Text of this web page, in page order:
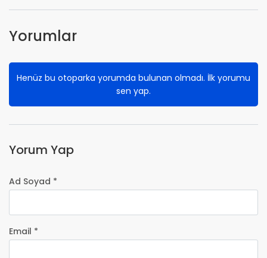
Yorumlar
Henüz bu otoparka yorumda bulunan olmadı. İlk yorumu
sen yap.
Yorum Yap
Ad Soyad *
Email *